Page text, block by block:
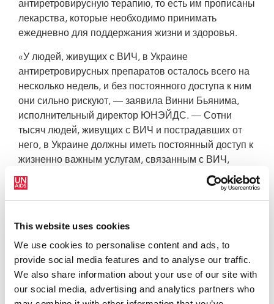
This website uses cookies
We use cookies to personalise content and ads, to
provide social media features and to analyse our traffic.
We also share information about your use of our site with
our social media, advertising and analytics partners who
антиретровирусную терапию, то есть им прописаны
лекарства, которые необходимо принимать
ежедневно для поддержания жизни и здоровья.
«У людей, живущих с ВИЧ, в Украине
антиретровирусных препаратов осталось всего на
несколько недель, и без постоянного доступа к ним
они сильно рискуют, — заявила Винни Бьянима,
исполнительный директор ЮНЭЙДС. — Сотни
тысяч людей, живущих с ВИЧ и пострадавших от
него, в Украине должны иметь постоянный доступ к
жизненно важным услугам, связанным с ВИЧ,
включая профилактику, тестирование на ВИЧ и
лечение».
правительства Украины совместно с гражданским
обществом и международными организациями в
стране внедрена одна из крупнейших и наиболее
эффективных программ мер в ответ на ВИЧ в
Восточной Европе и Центральной Азии. Однако в
связи с текущими военными действиями эти